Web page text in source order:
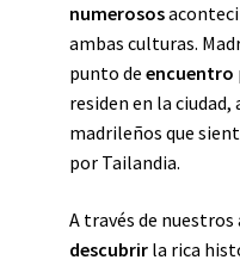
numerosos
ambas culturas.
punto de encuentro
residen en la
madrileños que
por Tailandia.
A través de
descubrir la rica